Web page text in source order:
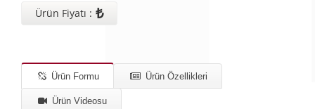
Ürün Fiyatı : ₺
Ürün Formu Ürün Özellikleri
Ürün Videosu